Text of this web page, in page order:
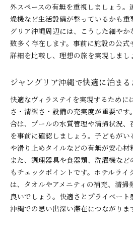
外スペースの有無を重視しましょう
燥機など生活設備が整っているかも
グリア沖縄周辺には、こうした細や
数多く存在します。事前に施設の公式
詳細を比較し、理想の旅を実現しまし
ジャングリア沖縄で快適に泊ま
快適なヴィラステイを実現するために
さ・清潔さ・設備の充実度が重要で
合は、プールの水質管理や清掃状況
を事前に確認しましょう。子どもが
や滑り止めタイルなどの有無が安心材
また、調理器具や食器類、洗濯機な
もチェックポイントです。ホテルラ
は、タオルやアメニティの補充、清掃
良いでしょう。快適さとプライベー
沖縄での思い出深い滞在につながりま